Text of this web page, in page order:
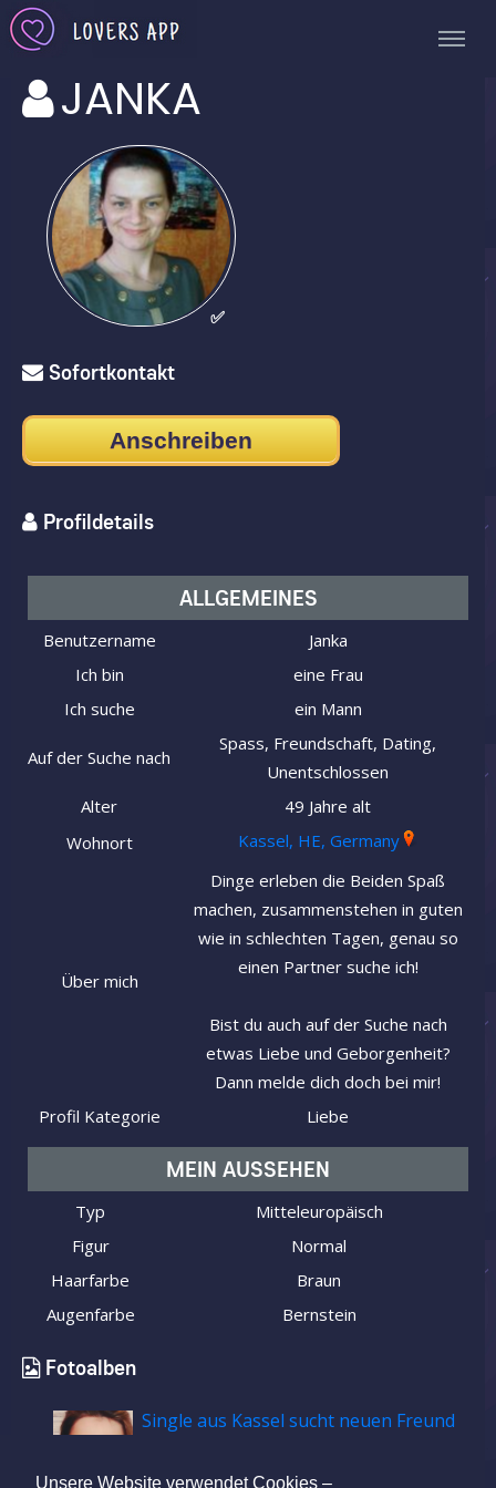
Unsere Website verwendet Cookies –
JANKA
✅
Sofortkontakt
Anschreiben
Profildetails
ALLGEMEINES
Benutzername
Janka
Ich bin
eine Frau
Ich suche
ein Mann
Auf der Suche nach
Spass, Freundschaft, Dating,
Unentschlossen
Alter
49 Jahre alt
Wohnort
Kassel, HE, Germany
Über mich
Dinge erleben die Beiden Spaß
machen, zusammenstehen in guten
wie in schlechten Tagen, genau so
einen Partner suche ich!
Bist du auch auf der Suche nach
etwas Liebe und Geborgenheit?
Dann melde dich doch bei mir!
Profil Kategorie
Liebe
MEIN AUSSEHEN
Typ
Mitteleuropäisch
Figur
Normal
Haarfarbe
Braun
Augenfarbe
Bernstein
Fotoalben
Single aus Kassel sucht neuen Freund